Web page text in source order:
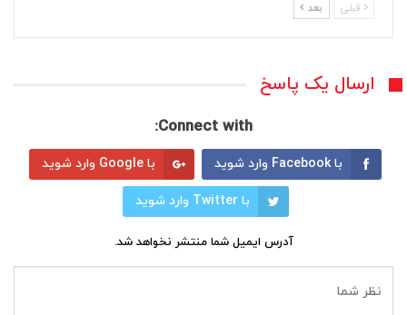
قبلی بعد
ارسال یک پاسخ
Connect with:
با Facebook وارد شوید با Google وارد شوید
با Twitter وارد شوید
آدرس ایمیل شما منتشر نخواهد شد.